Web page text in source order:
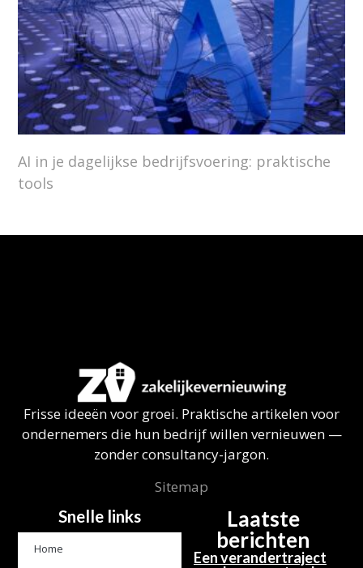
AI in je dagelijkse bedrijfsvoering: praktische
tools
Frisse ideeën voor groei. Praktische artikelen voor
ondernemers die hun bedrijf willen vernieuwen —
zonder consultancy-jargon.
Sitemap
Snelle links
Home
Laatste
berichten
Een verandertraject